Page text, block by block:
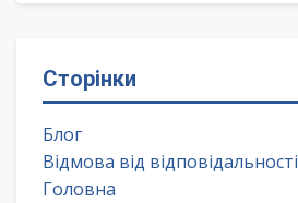
Сторінки
Блог
Відмова від відповідальності
Головна